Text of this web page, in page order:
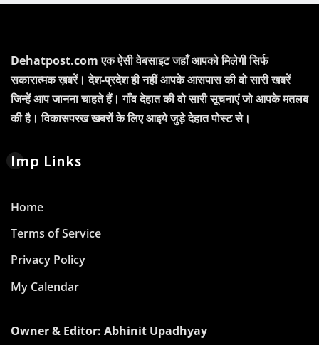
Dehatpost.com एक ऐसी वेबसाइट जहाँ आपको मिलेगी सिर्फ
सकारात्मक ख़बरें। देश-प्रदेश ही नहीं आपके आसपास की वो सारी खबरें
जिन्हें आप जानना चाहते हैं। गाँव देहात की वो सारी सूचनाएं जो आपके मतलब
की है। विकासपरख खबरों के लिए आइये जुड़े देहात पोस्ट से।
Imp Links
Home
Terms of Service
Privacy Policy
My Calendar
Owner & Editor: Abhinit Upadhyay